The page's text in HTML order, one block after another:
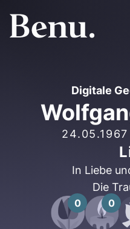
Digitale
24.05.1967
In Liebe
Die
0 0